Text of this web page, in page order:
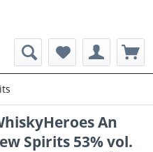
An
Spirits 53% vol.